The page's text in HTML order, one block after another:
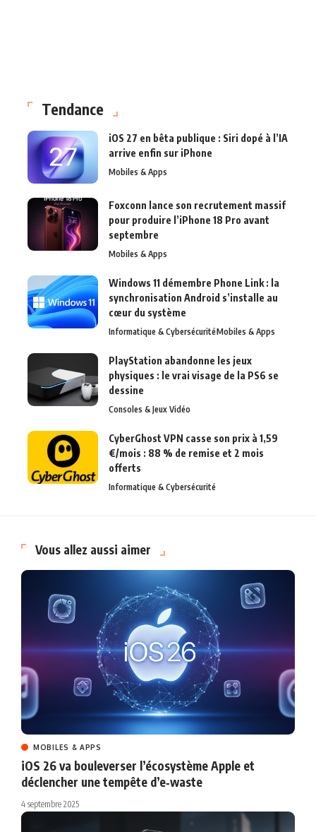
Tendance
iOS 27 en bêta publique : Siri dopé à l’IA
arrive enfin sur iPhone
Mobiles & Apps
Foxconn lance son recrutement massif
pour produire l’iPhone 18 Pro avant
septembre
Mobiles & Apps
Windows 11 démembre Phone Link : la
synchronisation Android s’installe au
cœur du système
Informatique & CybersécuritéMobiles & Apps
PlayStation abandonne les jeux
physiques : le vrai visage de la PS6 se
dessine
Consoles & Jeux Vidéo
CyberGhost VPN casse son prix à 1,59
€/mois : 88 % de remise et 2 mois
offerts
Informatique & Cybersécurité
Vous allez aussi aimer
MOBILES & APPS
iOS 26 va bouleverser l’écosystème Apple et
déclencher une tempête d’e‑waste
4 septembre 2025